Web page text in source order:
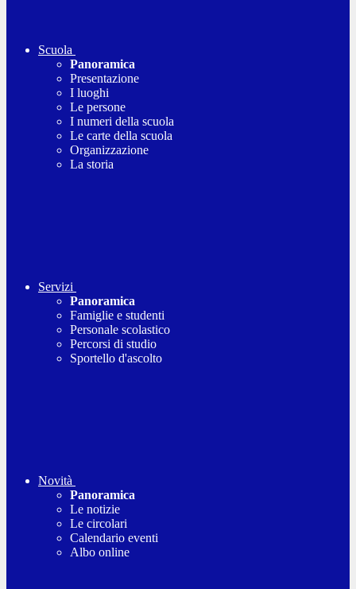
Scuola
Panoramica
Presentazione
I luoghi
Le persone
I numeri della scuola
Le carte della scuola
Organizzazione
La storia
Servizi
Panoramica
Famiglie e studenti
Personale scolastico
Percorsi di studio
Sportello d'ascolto
Novità
Panoramica
Le notizie
Le circolari
Calendario eventi
Albo online